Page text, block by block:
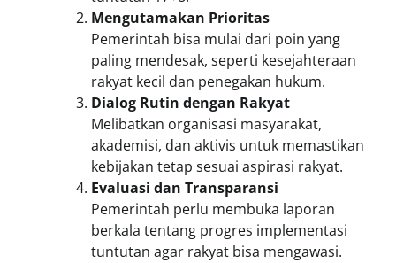
Mengutamakan Prioritas
Pemerintah bisa mulai dari poin yang
paling mendesak, seperti kesejahteraan
rakyat kecil dan penegakan hukum.
Dialog Rutin dengan Rakyat
Melibatkan organisasi masyarakat,
akademisi, dan aktivis untuk memastikan
kebijakan tetap sesuai aspirasi rakyat.
Evaluasi dan Transparansi
Pemerintah perlu membuka laporan
berkala tentang progres implementasi
tuntutan agar rakyat bisa mengawasi.